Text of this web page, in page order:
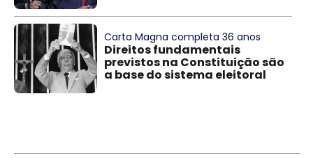
Carta Magna completa 36 anos
Direitos fundamentais
previstos na Constituição são
a base do sistema eleitoral